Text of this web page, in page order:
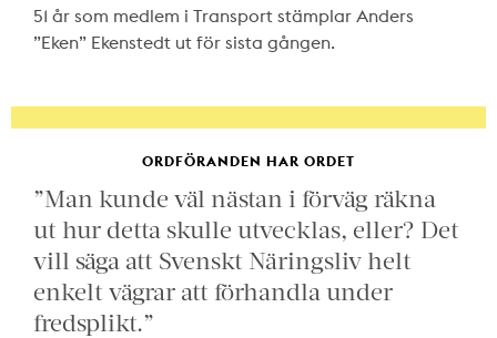
51 år som medlem i Transport stämplar Anders
”Eken” Ekenstedt ut för sista gången.
ORDFÖRANDEN HAR ORDET
”Man kunde väl nästan i förväg räkna
ut hur detta skulle utvecklas, eller? Det
vill säga att Svenskt Näringsliv helt
enkelt vägrar att förhandla under
fredsplikt.”